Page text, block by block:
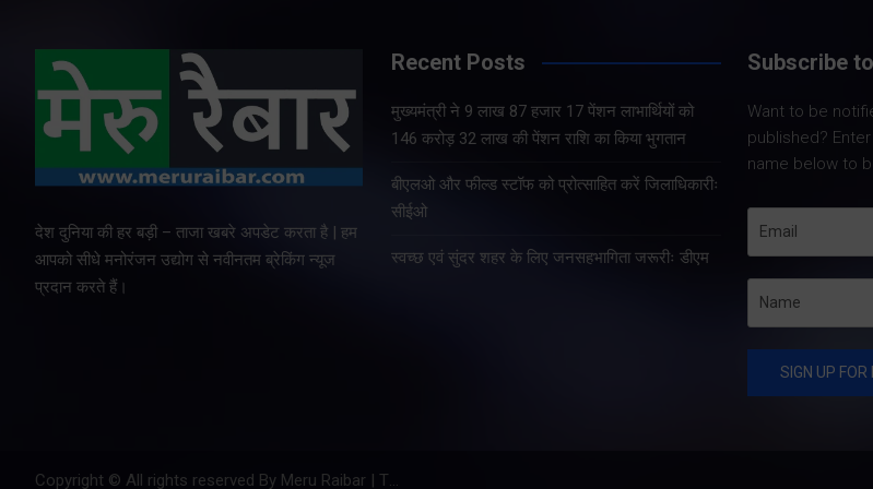
देश दुनिया की हर बड़ी – ताजा खबरे अपडेट करता है | हम
आपको सीधे मनोरंजन उद्योग से नवीनतम ब्रेकिंग न्यूज
प्रदान करते हैं।
Recent Posts
मुख्यमंत्री ने 9 लाख 87 हजार 17 पेंशन लाभार्थियों को
146 करोड़ 32 लाख की पेंशन राशि का किया भुगतान
बीएलओ और फील्ड स्टॉफ को प्रोत्साहित करें जिलाधिकारीः
सीईओ
स्वच्छ एवं सुंदर शहर के लिए जनसहभागिता जरूरीः डीएम
Subscribe
Want to be
published?
name below to
Share Nowहल्द्वानी। रामलीला
कांग्रेस की विजय शंखनाद रैली में
पार्टी के राष्ट्रीय अध्यक्ष
मल्लिकार्जुन खरगे ने भाजपा और
के
Copyright © All rights reserved By Meru Raibar | Theme by